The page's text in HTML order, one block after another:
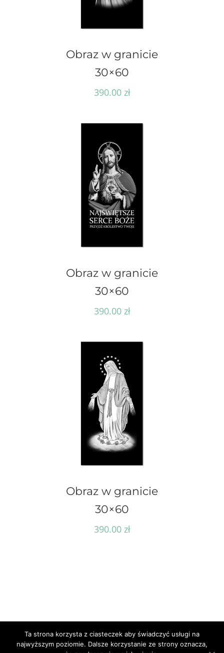
Obraz w granicie
30×60
390.00 zł
Obraz w granicie
30×60
390.00 zł
Obraz w granicie
30×60
390.00 zł
© Cyberlab.pl -2026 | Wszelkie prawa
Ta strona korzysta z ciasteczek aby świadczyć usługi na
najwyższym poziomie. Dalsze korzystanie ze strony oznacza,